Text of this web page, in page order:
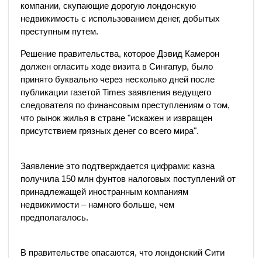
компании, скупающие дорогую лондонскую
недвижимость с использованием денег, добытых
преступным путем.
Решение правительства, которое Дэвид Камерон
должен огласить ходе визита в Сингапур, было
принято буквально через несколько дней после
публикации газетой Times заявления ведущего
следователя по финансовым преступлениям о том,
что рынок жилья в стране "искажен и извращен
присутствием грязных денег со всего мира".
Заявление это подтверждается цифрами: казна
получила 150 млн фунтов налоговых поступлений от
принадлежащей иностранным компаниям
недвижимости – намного больше, чем
предполагалось.
В правительстве опасаются, что лондонский Сити